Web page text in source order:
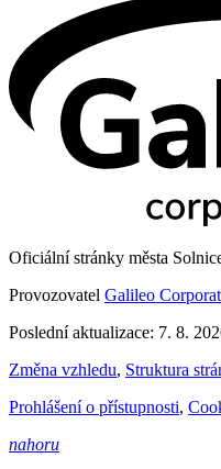
Oficiální stránky města
Provozovatel Galileo
Poslední aktualizace: 7. 8.
Změna vzhledu, Struktura
Prohlášení o přístupnosti,
nahoru